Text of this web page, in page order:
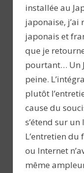
installée au
japonaise, j’ai
japonais et
que je
pourtant… Un
peine.
plutôt
cause du
s’étend sur
L’entretien du
ou Internet
même